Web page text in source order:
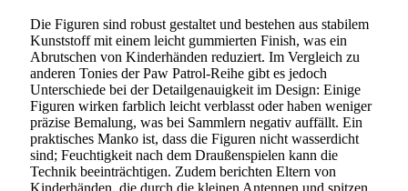
Die Figuren sind robust gestaltet und bestehen aus stabilem
Kunststoff mit einem leicht gummierten Finish, was ein
Abrutschen von Kinderhänden reduziert. Im Vergleich zu
anderen Tonies der Paw Patrol-Reihe gibt es jedoch
Unterschiede bei der Detailgenauigkeit im Design: Einige
Figuren wirken farblich leicht verblasst oder haben weniger
präzise Bemalung, was bei Sammlern negativ auffällt. Ein
praktisches Manko ist, dass die Figuren nicht wasserdicht
sind; Feuchtigkeit nach dem Draußenspielen kann die
Technik beeinträchtigen. Zudem berichten Eltern von
Kinderhänden, die durch die kleinen Antennen und spitzen